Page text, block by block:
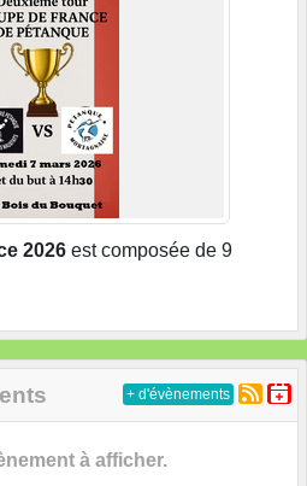
2026 est composée de 9
à afficher.
+ d'évènements